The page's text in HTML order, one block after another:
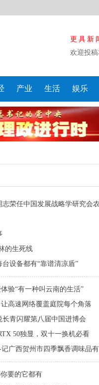
更具新
欢迎投
产业 生活 娱乐
荣任中国发展战略学研究会
的生死线
设备都有“靠谱清凉盾”
验“有一种叫云南的生活”
高速网络覆盖庭院每个角落
长青闪耀第八届中国进博会
50独显，双十一换机必看
广西贺州市四季飘香调味品
要的它都有